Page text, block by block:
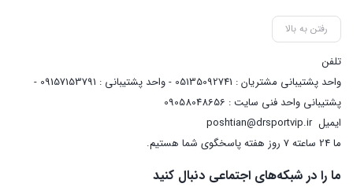
رفتن به بالا
تلفن
واحد پشتیبانی مشتریان : 05135092741 - واحد پشتیبانی : 09157153791 -
پشتیبانی واحد فنی سایت : 09058048656
ایمیلposhtian@drsportvip.ir
ما 24 ساعته 7 روز هفته پاسخگوی شما هستیم.
ما را در شبکه‌های اجتماعی دنبال کنید